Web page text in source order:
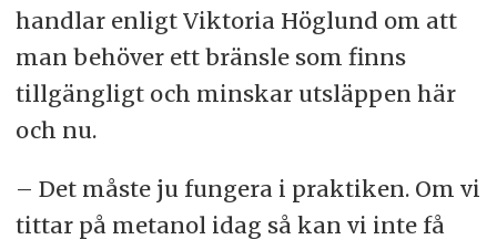
handlar enligt Viktoria Höglund om att
man behöver ett bränsle som finns
tillgängligt och minskar utsläppen här
och nu.
– Det måste ju fungera i praktiken. Om vi
tittar på metanol idag så kan vi inte få